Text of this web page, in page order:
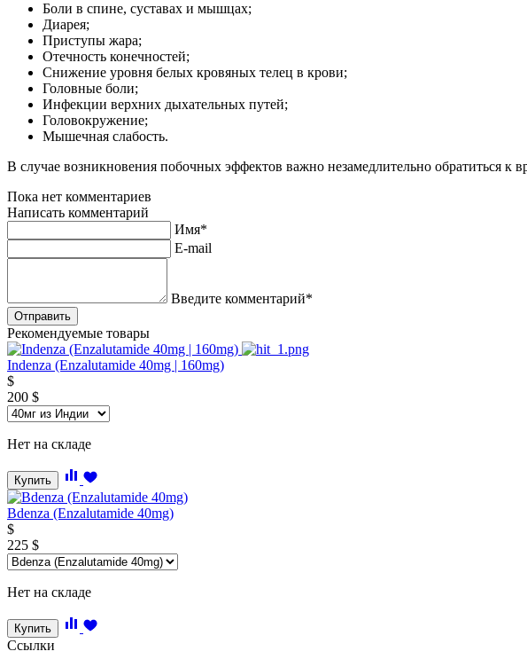
Боли в спине, суставах и мышцах;
Диарея;
Приступы жара;
Отечность конечностей;
Снижение уровня белых кровяных телец в крови;
Головные боли;
Инфекции верхних дыхательных путей;
Головокружение;
Мышечная слабость.
В случае возникновения побочных эффектов важно незамедлительно обратиться
Пока нет комментариев
Написать комментарий
Имя*
E-mail
Введите комментарий*
Рекомендуемые товары
Indenza (Enzalutamide 40mg | 160mg)
$
200 $
Нет на складе
Купить
Bdenza (Enzalutamide 40mg)
$
225 $
Нет на складе
Купить
Ссылки